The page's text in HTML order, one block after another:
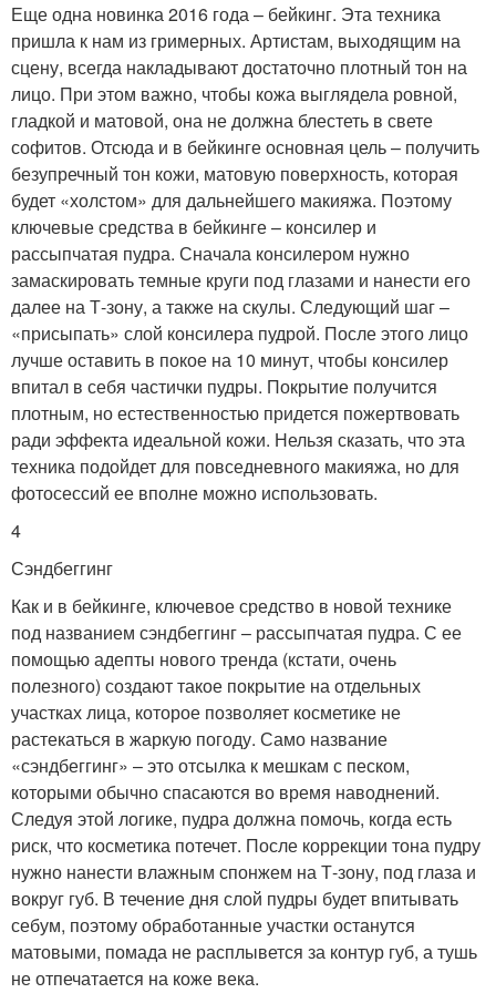
Еще одна новинка 2016 года – бейкинг. Эта техника
пришла к нам из гримерных. Артистам, выходящим на
сцену, всегда накладывают достаточно плотный тон на
лицо. При этом важно, чтобы кожа выглядела ровной,
гладкой и матовой, она не должна блестеть в свете
софитов. Отсюда и в бейкинге основная цель – получить
безупречный тон кожи, матовую поверхность, которая
будет «холстом» для дальнейшего макияжа. Поэтому
ключевые средства в бейкинге – консилер и
рассыпчатая пудра. Сначала консилером нужно
замаскировать темные круги под глазами и нанести его
далее на Т-зону, а также на скулы. Следующий шаг –
«присыпать» слой консилера пудрой. После этого лицо
лучше оставить в покое на 10 минут, чтобы консилер
впитал в себя частички пудры. Покрытие получится
плотным, но естественностью придется пожертвовать
ради эффекта идеальной кожи. Нельзя сказать, что эта
техника подойдет для повседневного макияжа, но для
фотосессий ее вполне можно использовать.
4
Сэндбеггинг
Как и в бейкинге, ключевое средство в новой технике
под названием сэндбеггинг – рассыпчатая пудра. С ее
помощью адепты нового тренда (кстати, очень
полезного) создают такое покрытие на отдельных
участках лица, которое позволяет косметике не
растекаться в жаркую погоду. Само название
«сэндбеггинг» – это отсылка к мешкам с песком,
которыми обычно спасаются во время наводнений.
Следуя этой логике, пудра должна помочь, когда есть
риск, что косметика потечет. После коррекции тона пудру
нужно нанести влажным спонжем на Т-зону, под глаза и
вокруг губ. В течение дня слой пудры будет впитывать
себум, поэтому обработанные участки останутся
матовыми, помада не расплывется за контур губ, а тушь
не отпечатается на коже века.